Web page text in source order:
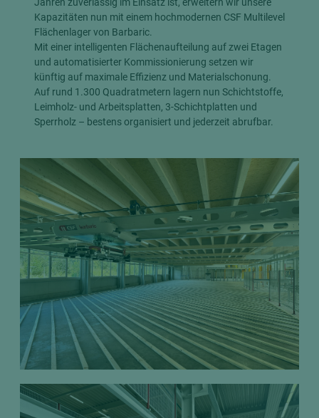
Kapazitäten nun mit einem hochmodernen CSF Multilevel
Flächenlager von Barbaric.
Mit einer intelligenten Flächenaufteilung auf zwei Etagen
und automatisierter Kommissionierung setzen wir
künftig auf maximale Effizienz und Materialschonung.
Auf rund 1.300 Quadratmetern lagern nun Schichtstoffe,
Leimholz- und Arbeitsplatten, 3-Schichtplatten und
Sperrholz – bestens organisiert und jederzeit abrufbar.